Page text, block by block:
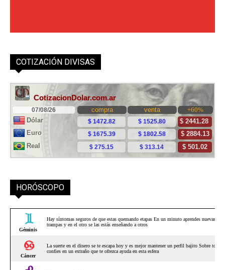
COTIZACIÓN DIVISAS
HORÓSCOPO